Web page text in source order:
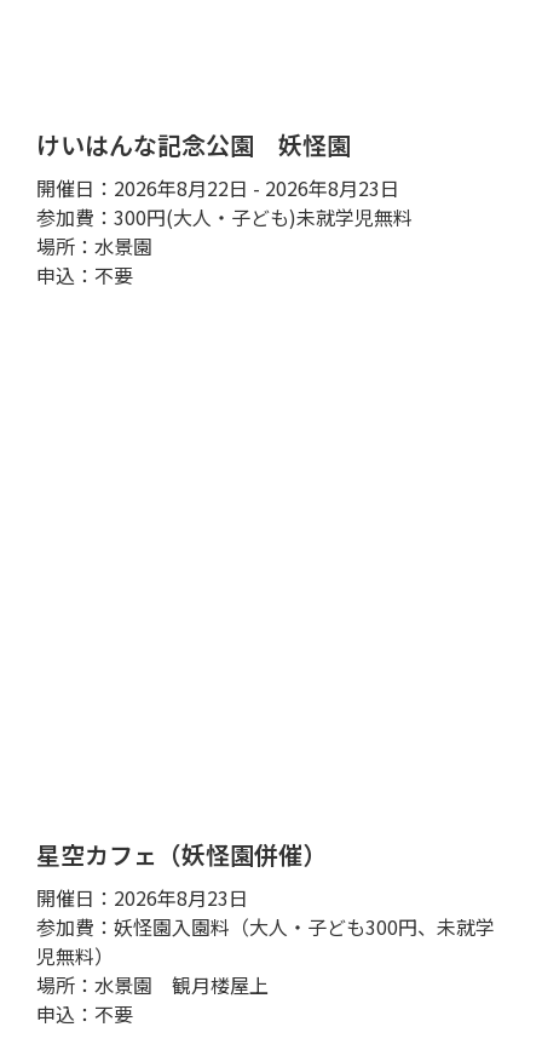
けいはんな記念公園 妖怪園
開催日：2026年8月22日 - 2026年8月23日
参加費：300円(大人・子ども)未就学児無料
場所：水景園
申込：不要
星空カフェ（妖怪園併催）
開催日：2026年8月23日
参加費：妖怪園入園料（大人・子ども300円、未就学
児無料）
場所：水景園 観月楼屋上
申込：不要